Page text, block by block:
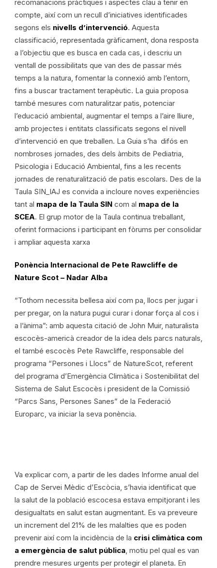
recomanacions pràctiques i aspectes clau a tenir en
compte, així com un recull d’iniciatives identificades
segons els nivells d’intervenció. Aquesta
classificació, representada gràficament, dona resposta
a l’objectiu que es busca en cada cas, i descriu un
ventall de possibilitats que van des de passar més
temps a la natura, fomentar la connexió amb l’entorn,
fins a buscar tractament terapèutic. La guia proposa
també mesures com naturalitzar patis, potenciar
l’educació ambiental, augmentar el temps a l’aire lliure,
amb projectes i entitats classificats segons el nivell
d’intervenció en que treballen. La Guia s’ha difós en
nombroses jornades, des dels àmbits de Pediatria,
Psicologia i Educació Ambiental, fins a les recents
jornades de renaturalització de patis escolars. Des de la
Taula SIN_IAJ es convida a incloure noves experiències
tant al mapa de la Taula SIN com al mapa de la
SCEA. El grup motor de la Taula continua treballant,
oferint formacions i participant en fòrums per consolidar
i ampliar aquesta xarxa
Ponència Internacional de Pete Rawcliffe de
Nature Scot – Nadar Alba
“Tothom necessita bellesa així com pa, llocs per jugar i
per pregar, on la natura pugui curar i donar força al cos i
a l’ànima”: amb aquesta citació de John Muir, naturalista
escocès-americà creador de la idea dels parcs naturals,
el també escocès Pete Rawcliffe, responsable del
programa “Persones i Llocs” de NatureScot, referent
del programa d’Emergència Climàtica i Sostenibilitat del
Sistema de Salut Escocès i president de la Comissió
“Parcs Sans, Persones Sanes” de la Federació
Europarc, va iniciar la seva ponència.
Va explicar com, a partir de les dades Informe anual del
Cap de Servei Mèdic d’Escòcia, s’havia identificat que
la salut de la població escocesa estava empitjorant i les
desigualtats en salut estan augmentant. Es va preveure
un increment del 21% de les malalties que es poden
prevenir així com la incidència de la crisi climàtica com
a emergència de salut pública, motiu pel qual es van
prendre mesures urgents per protegir el planeta. En